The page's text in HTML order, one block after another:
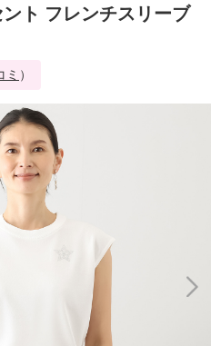
ト フレンチスリーブ
ミ ）